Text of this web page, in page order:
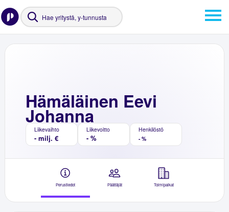
Hämäläinen Eevi
Johanna
Liikevaihto
- milj. €
Liikevoitto
- %
Henkilöstö
- %
Perustiedot Päättäjät Toimipaikat